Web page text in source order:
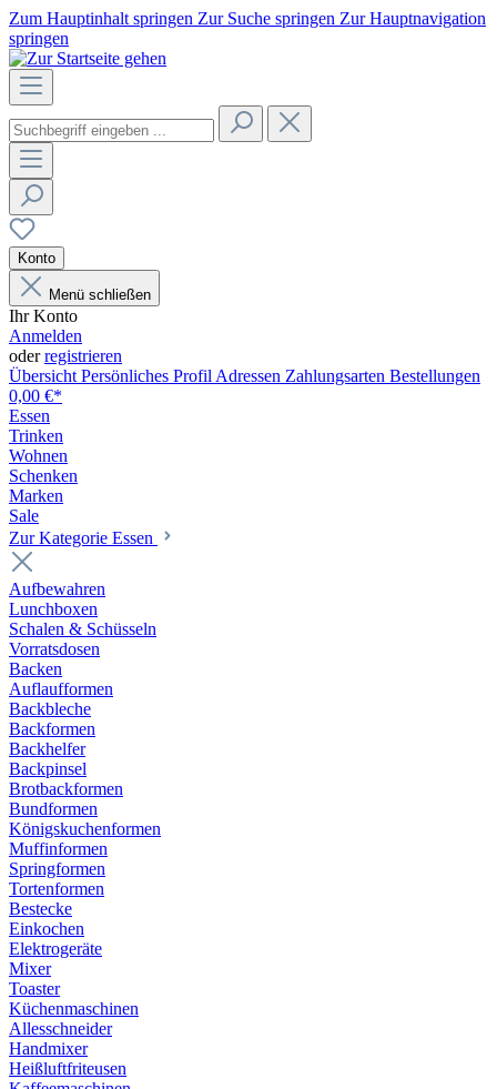
Zum Hauptinhalt springen Zur Suche springen Zur Hauptnavigation
springen
Konto
Menü schließen
Ihr Konto
Anmelden
oderregistrieren
Übersicht Persönliches Profil Adressen Zahlungsarten Bestellungen
0,00 €*
Essen
Trinken
Wohnen
Schenken
Marken
Sale
Zur Kategorie Essen
Aufbewahren
Lunchboxen
Schalen & Schüsseln
Vorratsdosen
Backen
Auflaufformen
Backbleche
Backformen
Backhelfer
Backpinsel
Brotbackformen
Bundformen
Königskuchenformen
Muffinformen
Springformen
Tortenformen
Bestecke
Einkochen
Elektrogeräte
Mixer
Toaster
Küchenmaschinen
Allesschneider
Handmixer
Heißluftfriteusen